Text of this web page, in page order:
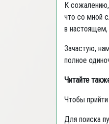
К
что со мной
в настоящем,
Зачастую,
полное
Читайте
Чтобы
Для поиска